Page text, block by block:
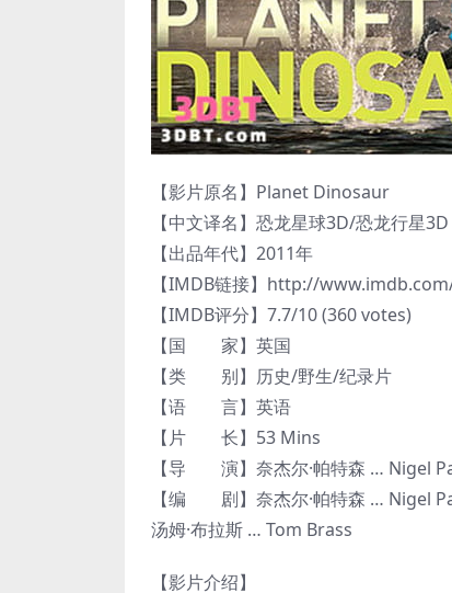
【影片原名】Planet Dinosaur
【中文译名】恐龙星球3D/恐龙行星3D
【出品年代】2011年
【IMDB链接】http://
【IMDB评分】7.7/10 (360 votes)
【国 家】英国
【类 别】历史/野生/纪录片
【语 言】英语
【片 长】53 Mins
【导 演】奈杰尔·帕特森 … Nigel
【编 剧】奈杰尔·帕特森 … Nigel
汤姆·布拉斯 … Tom Brass
【影片介绍】